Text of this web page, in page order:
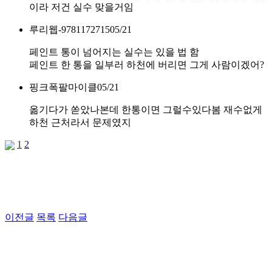
이라 저건 실수 맞을거임
루리웹-978117271505/21
페인트 통이 넘어지는 실수는 있을 법 함
페인트 한 통을 일부러 하천에 버리면 그게 사람이겠어?
핑크폭팔마이클05/21
옮기다가 쏟았나본데 한통이면 그럴수있다봄 재수없게
하천 근처라서 문제였지
1 2
이전글 목록 다음글